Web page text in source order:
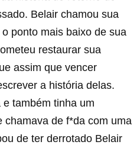
Belair chamou sua
ponto mais baixo de sua
restaurar sua
assim que vencer
a história delas.
também tinha um
chamava de f*da com uma
de ter derrotado Belair